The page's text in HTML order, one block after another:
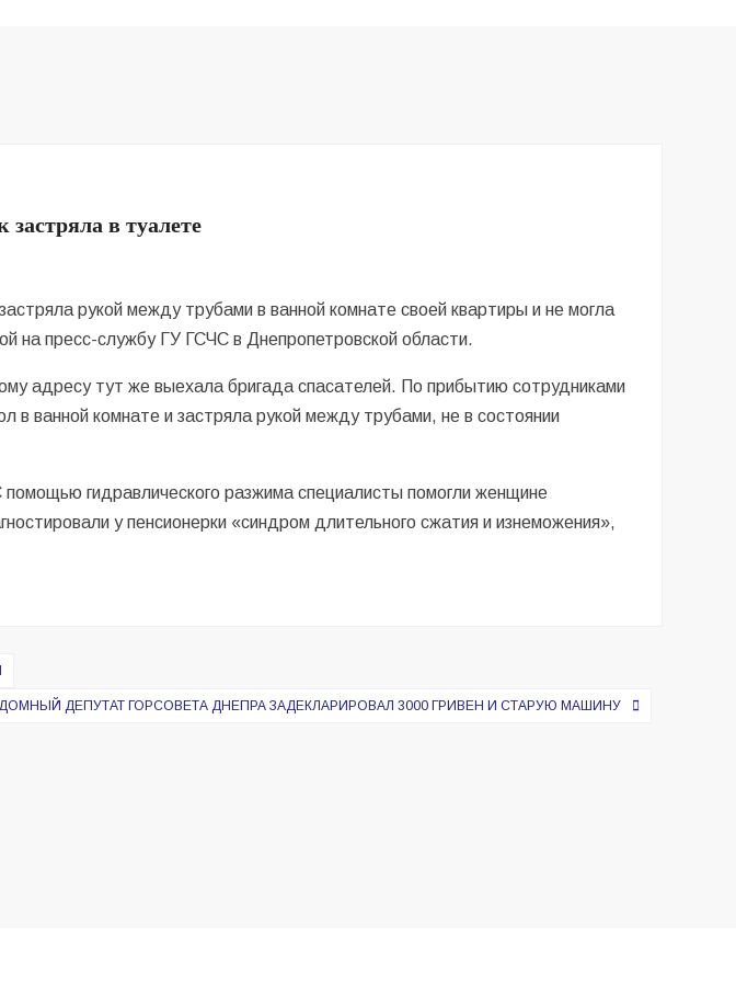
в туалете
рукой между трубами в ванной комнате своей квартиры и не могла
на пресс-службу ГУ ГСЧС в Днепропетровской области.
адресу тут же выехала бригада спасателей. По прибытию сотрудниками
ванной комнате и застряла рукой между трубами, не в состоянии
гидравлического разжима специалисты помогли женщине
у пенсионерки «синдром длительного сжатия и изнеможения»,
ДЕПУТАТ ГОРСОВЕТА ДНЕПРА ЗАДЕКЛАРИРОВАЛ 3000 ГРИВЕН И СТАРУЮ МАШИНУ